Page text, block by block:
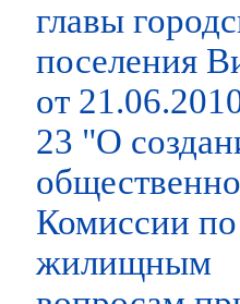
главы
поселения
от
23 "О
Комиссии по
жилищным